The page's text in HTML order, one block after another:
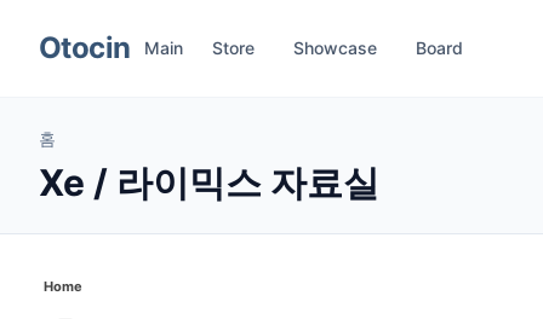
Otocin Main Store Showcase Board
홈
Xe / 라이믹스 자료실
Home